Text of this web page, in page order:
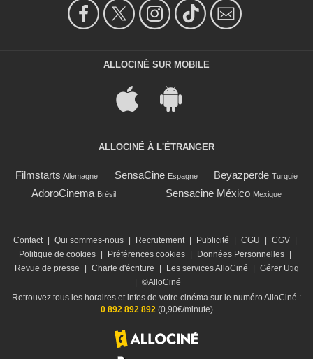
ALLOCINÉ SUR MOBILE
ALLOCINÉ À L'ÉTRANGER
Filmstarts Allemagne SensaCine Espagne Beyazperde Turquie
AdoroCinema Brésil Sensacine México Mexique
Contact Qui sommes-nous Recrutement Publicité CGU CGV
Politique de cookies
Préférences cookies Données Personnelles
Revue de presse
Charte d'écriture Les services AlloCiné
Gérer Utiq
©AlloCiné
Retrouvez tous les horaires et infos de votre cinéma sur le numéro AlloCiné :
0 892 892 892(0,90€/minute)